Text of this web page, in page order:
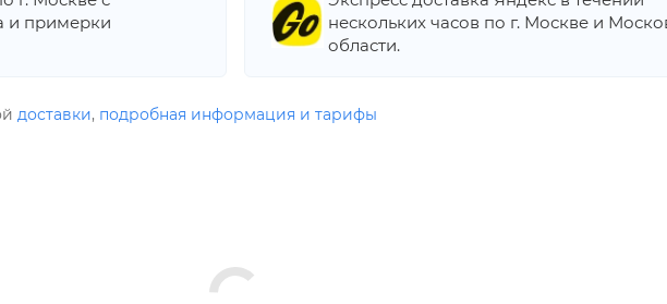
и примерки
нескольких часов по г. Москве и
области.
доставки, подробная информация и тарифы